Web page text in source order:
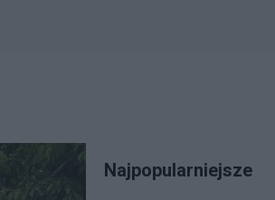
Najpopularniejsze